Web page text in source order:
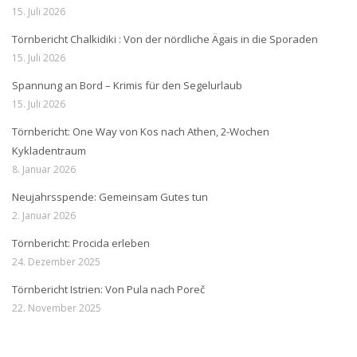
15. Juli 2026
Törnbericht Chalkidiki : Von der nördliche Ägais in die Sporaden
15. Juli 2026
Spannung an Bord – Krimis für den Segelurlaub
15. Juli 2026
Törnbericht: One Way von Kos nach Athen, 2-Wochen
Kykladentraum
8. Januar 2026
Neujahrsspende: Gemeinsam Gutes tun
2. Januar 2026
Törnbericht: Procida erleben
24. Dezember 2025
Törnbericht Istrien: Von Pula nach Poreč
22. November 2025